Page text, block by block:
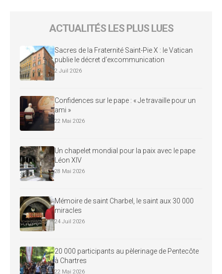
ACTUALITÉS LES PLUS LUES
Sacres de la Fraternité Saint-Pie X : le Vatican
publie le décret d’excommunication
2 Juil 2026
Confidences sur le pape : « Je travaille pour un
ami »
22 Mai 2026
Un chapelet mondial pour la paix avec le pape
Léon XIV
28 Mai 2026
Mémoire de saint Charbel, le saint aux 30 000
miracles
24 Juil 2026
20 000 participants au pèlerinage de Pentecôte
à Chartres
22 Mai 2026